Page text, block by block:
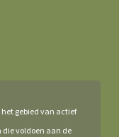
gebied van actief
voldoen aan de